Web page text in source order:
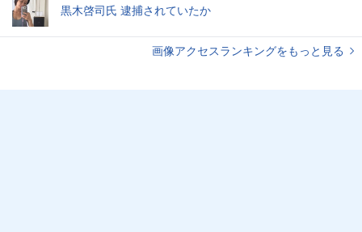
黒木啓司氏 逮捕されていたか
画像アクセスランキングをもっと見る